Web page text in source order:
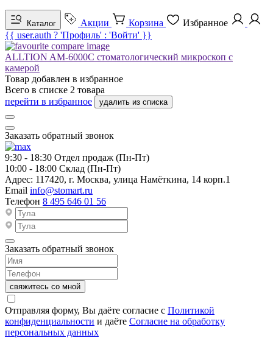
Каталог Акции Корзина
Избранное
{{ user.auth ? 'Профиль' : 'Войти' }}
ALLTION AM-6000C стоматологический микроскоп с
камерой
Товар добавлен в избранное
Всего в списке 2 товара
перейти в избранное
удалить из списка
Заказать обратный звонок
9:30 - 18:30 Отдел продаж (Пн-Пт)
10:00 - 18:00 Склад (Пн-Пт)
Адрес: 117420, г. Москва, улица Намёткина, 14 корп.1
Email info@stomart.ru
Телефон 8 495 646 01 56
Заказать обратный звонок
свяжитесь со мной
Отправляя форму, Вы даёте согласие с Политикой
конфиденциальности и даёте Согласие на обработку
персональных данных